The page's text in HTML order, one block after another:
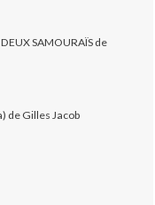
SAMOURAÏS de
de Gilles Jacob